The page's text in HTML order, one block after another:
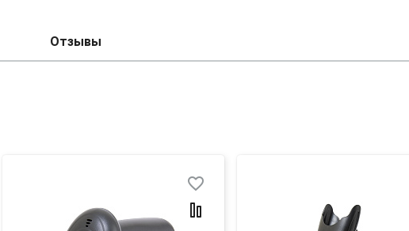
Отзывы
favorite_border